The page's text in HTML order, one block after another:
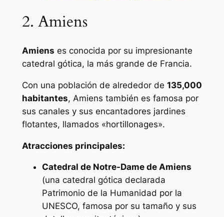
2. Amiens
Amiens es conocida por su impresionante
catedral gótica, la más grande de Francia.
Con una población de alrededor de 135,000
habitantes, Amiens también es famosa por
sus canales y sus encantadores jardines
flotantes, llamados «hortillonages».
Atracciones principales:
Catedral de Notre-Dame de Amiens
(una catedral gótica declarada
Patrimonio de la Humanidad por la
UNESCO, famosa por su tamaño y sus